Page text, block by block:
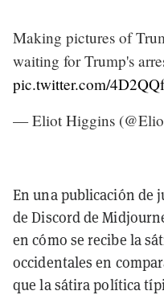
Making pictures of
waiting for Trump's
pic.twitter.com/
— Eliot Higgins
En una publicación de
de Discord de
en cómo se recibe la
occidentales en
que la sátira política